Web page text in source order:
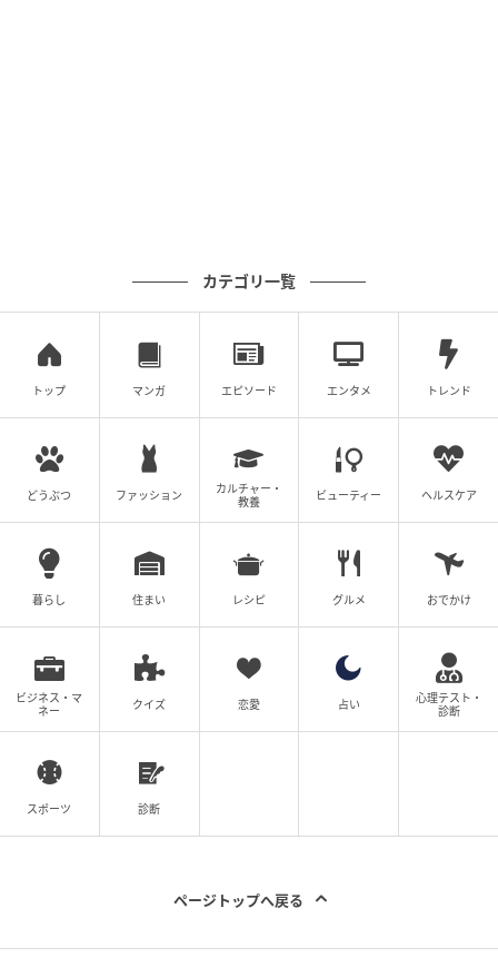
オムレツを作る様子
1人前のオムレツに卵3個。贅沢に、兵庫県丹波市の奥
里から届く産みたて卵「やまぶき卵」を使います。名
前のとおり山吹色の美しい「やまぶき卵」の溶き卵に
野菜だしを合わせ、ふんわりと軟らかく焼き上げま
椎茸、ゴボウ、玉ネギ、ショウガ、玄米、白インゲン
などを煮出したもの。このオーガニックな野菜だしは
オムレツ以外にソースやポタージュにも使われます。
カテゴリ一覧
トップ マンガ エピソード エンタメ トレンド
どうぶつ ファッション
カルチャー・
教養
ビューティー ヘルスケア
暮らし 住まい レシピ グルメ おでかけ
ビジネス・マ
ネー
クイズ 恋愛 占い
心理テスト・
診断
スポーツ 診断
ページトップへ戻る